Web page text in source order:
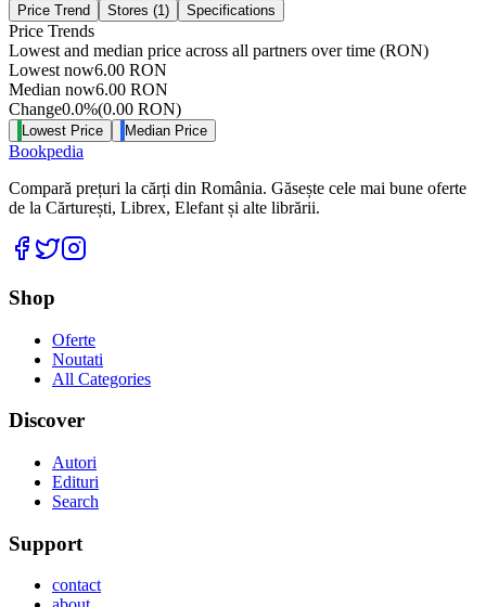
Price Trend Stores (1) Specifications
Price Trends
Lowest and median price across all partners over time (RON)
Lowest now6.00 RON
Median now6.00 RON
Change0.0%(0.00 RON)
Lowest Price Median Price
Bookpedia
Compară prețuri la cărți din România. Găsește cele mai bune oferte
de la Cărturești, Librex, Elefant și alte librării.
Facebook
Twitter
Shop
Oferte
Noutati
All Categories
Discover
Autori
Edituri
Search
Support
contact